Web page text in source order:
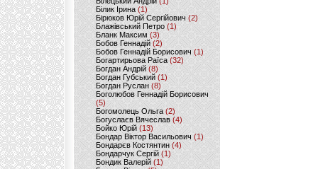
Білик Ірина (1)
Бірюков Юрій Сергійович (2)
Блажівський Петро (1)
Бланк Максим(3)
Бобов Геннадій (2)
Бобов Геннадій Борисович (1)
Богартирьова Раїса (32)
Богдан Андрій(8)
Богдан Губський (1)
Богдан Руслан(8)
Боголюбов Геннадій Борисович
(5)
Богомолець Ольга (2)
Богуслаєв Вячеслав (4)
Бойко Юрій (13)
Бондар Віктор Васильович (1)
Бондарєв Костянтин (4)
Бондарчук Сергій(1)
Бондик Валерій (1)